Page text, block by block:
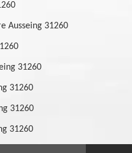
Ausseing 31260
31260
31260
31260
31260